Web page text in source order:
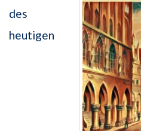
des
heutigen